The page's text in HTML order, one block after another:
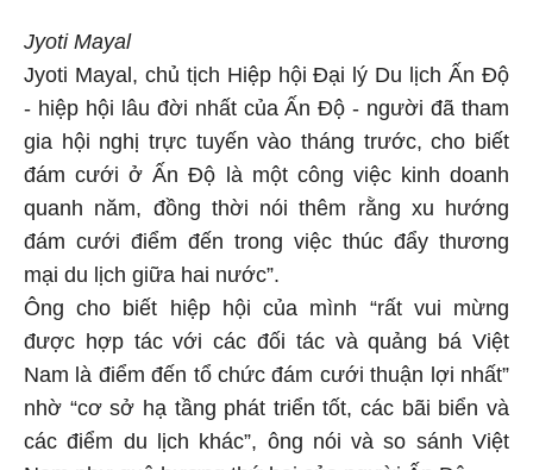
Jyoti Mayal
Jyoti Mayal, chủ tịch Hiệp hội Đại lý Du lịch Ấn Độ
- hiệp hội lâu đời nhất của Ấn Độ - người đã tham
gia hội nghị trực tuyến vào tháng trước, cho biết
đám cưới ở Ấn Độ là một công việc kinh doanh
quanh năm, đồng thời nói thêm rằng xu hướng
đám cưới điểm đến trong việc thúc đẩy thương
mại du lịch giữa hai nước”.
Ông cho biết hiệp hội của mình “rất vui mừng
được hợp tác với các đối tác và quảng bá Việt
Nam là điểm đến tổ chức đám cưới thuận lợi nhất”
nhờ “cơ sở hạ tầng phát triển tốt, các bãi biển và
các điểm du lịch khác”, ông nói và so sánh Việt